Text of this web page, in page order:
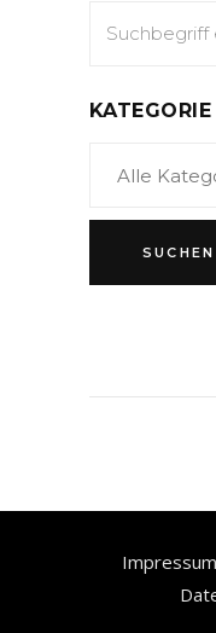
KATEGORIE
Impressum